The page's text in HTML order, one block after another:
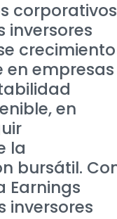
corporativos
inversores
crecimiento
en empresas
en
la
bursátil.
Earnings
inversores